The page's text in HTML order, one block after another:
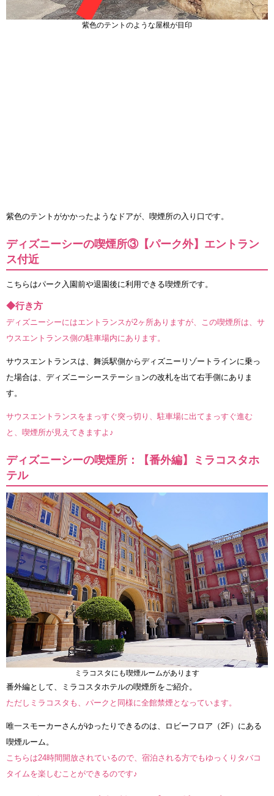
紫色のテントのような屋根が目印
紫色のテントがかかったようなドアが、喫煙所の入り口です。
ディズニーシーの喫煙所③【パーク外】エントラン
ス付近
こちらはパーク入園前や退園後に利用できる喫煙所です。
◆行き方
ディズニーシーにはエントランスが2ヶ所ありますが、この喫煙所は、サ
ウスエントランス側の駐車場内にあります。
サウスエントランスは、舞浜駅側からディズニーリゾートラインに乗っ
た場合は、ディズニーシーステーションの改札を出て右手側にありま
す。
サウスエントランスをまっすぐ突っ切り、駐車場に出てまっすぐ進む
と、喫煙所が見えてきますよ♪
ディズニーシーの喫煙所：【番外編】ミラコスタホ
テル
ミラコスタにも喫煙ルームがあります
番外編として、ミラコスタホテルの喫煙所をご紹介。
ただしミラコスタも、パークと同様に全館禁煙となっています。
唯一スモーカーさんがゆったりできるのは、ロビーフロア（2F）にある
喫煙ルーム。
こちらは24時間開放されているので、宿泊される方でもゆっくりタバコ
タイムを楽しむことができるのです♪